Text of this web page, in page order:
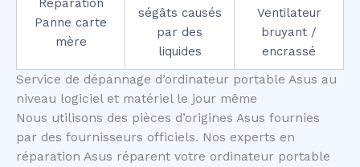
Panne carte
mère
ségâts causés
par des
liquides
Ventilateur
bruyant /
encrassé
Service de dépannage d’ordinateur portable Asus au
niveau logiciel et matériel le jour même
Nous utilisons des pièces d’origines Asus fournies
par des fournisseurs officiels. Nos experts en
réparation Asus réparent votre ordinateur portable